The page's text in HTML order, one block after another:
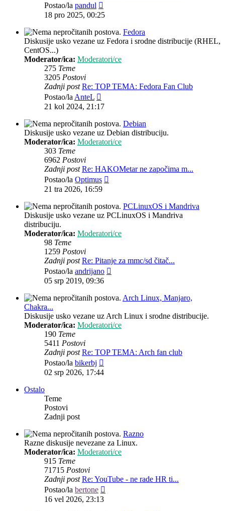
Postao/la pandul
post
18 pro 2025, 00:25
Fedora
Diskusije usko vezane uz Fedora i srodne distribucije (RHEL,
CentOS...)
Moderator/ica: Moderatori/ce
275 Teme
3205 Postovi
Zadnji post Re: TOP TEMA: Fedora Fan Club
Postao/laAnteL
post
21 kol 2024, 21:17
Debian
Diskusije usko vezane uz Debian distribuciju.
Moderator/ica: Moderatori/ce
303 Teme
6962 Postovi
Zadnji post Re: HAKOMetar ne započima m...
Postao/la Optimus
21 tra 2026, 16:59
PCLinuxOS i Mandriva
Diskusije usko vezane uz PCLinuxOS i Mandriva
distribuciju.
Moderator/ica: Moderatori/ce
98 Teme
1259 Postovi
Zadnji post Re: Pitanje za mmc/sd čitač...
Postao/la andrijano
05 srp 2019, 09:36
Arch Linux, Manjaro,
Chakra...
Diskusije usko vezane uz Arch Linux i srodne distribucije.
Moderator/ica: Moderatori/ce
190 Teme
5411 Postovi
Zadnji post Re: TOP TEMA: Arch fan club
Postao/la bikerbj
02 srp 2026, 17:44
Ostalo
Teme
Postovi
Zadnji post
Razno
Razne diskusije nevezane za Linux.
Moderator/ica: Moderatori/ce
915 Teme
71715 Postovi
Zadnji post Re: YouTube - ne rade HR ti...
Postao/la bertone
16 vel 2026, 23:13